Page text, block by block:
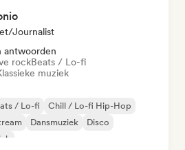
Journalist
antwoorden
rockBeats / Lo-fi
muziek
/ Lo-fi
Chill / Lo-fi Hip-Hop
Dansmuziek
Disco